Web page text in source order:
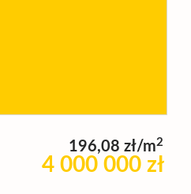
Zamienię
196,08 zł/m2
4 000 000 zł